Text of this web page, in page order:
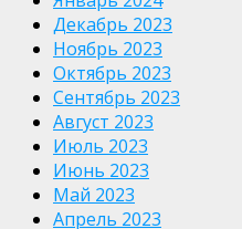
Декабрь 2023
Ноябрь 2023
Октябрь 2023
Сентябрь 2023
Август 2023
Июль 2023
Июнь 2023
Май 2023
Апрель 2023